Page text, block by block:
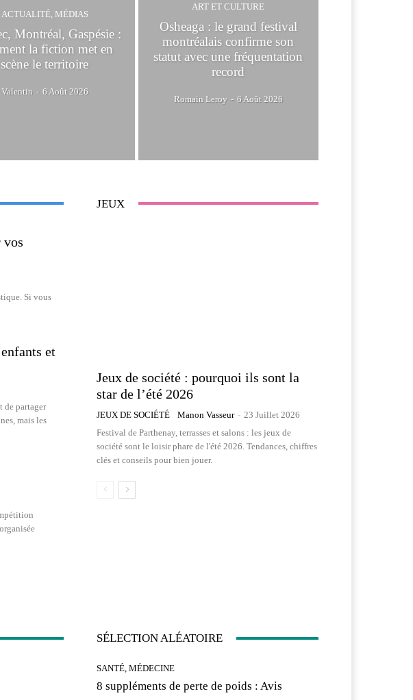
ACTUALITÉ, MÉDIAS
Montréal, Gaspésie :
la fiction met en
scène le territoire
Valentin - 6 Août 2026
ART ET CULTURE
Osheaga : le grand festival
montréalais confirme son
statut avec une fréquentation
record
Romain Leroy - 6 Août 2026
Si vous
et
de partager
mais les
JEUX
Jeux de société : pourquoi ils sont la
star de l’été 2026
JEUX DE SOCIÉTÉ Manon Vasseur - 23 Juillet 2026
Festival de Parthenay, terrasses et salons : les jeux de
société sont le loisir phare de l'été 2026. Tendances, chiffres
clés et conseils pour bien jouer.
SÉLECTION ALÉATOIRE
SANTÉ, MÉDECINE
8 suppléments de perte de poids : Avis